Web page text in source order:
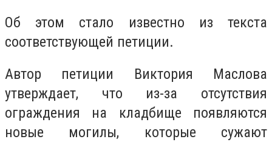
Об этом стало известно из текста
соответствующей петиции.
Автор петиции Виктория Маслова
утверждает, что из-за отсутствия
ограждения на кладбище появляются
новые могилы, которые сужают